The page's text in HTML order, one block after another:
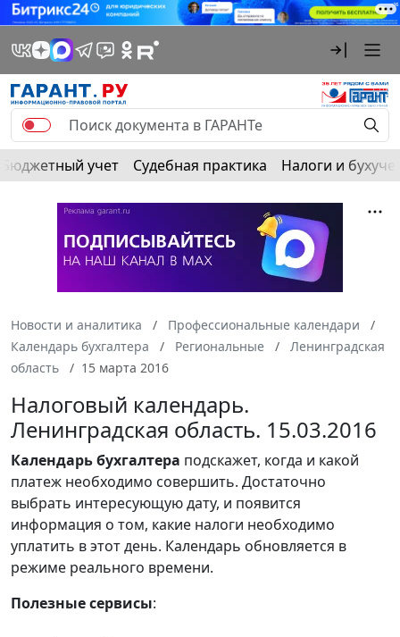
Бюджетный учет Судебная практика Налоги и
Новости и аналитика
Профессиональные календари
Календарь бухгалтера
Региональные
Ленинградская
область
15 марта 2016
Налоговый календарь.
Ленинградская область. 15.03.2016
Календарьбухгалтера подскажет, когда и какой
платеж необходимо совершить. Достаточно
выбрать интересующую дату, и появится
информация о том, какие налоги необходимо
уплатить в этот день. Календарь обновляется в
режиме реального времени.
Полезные сервисы: